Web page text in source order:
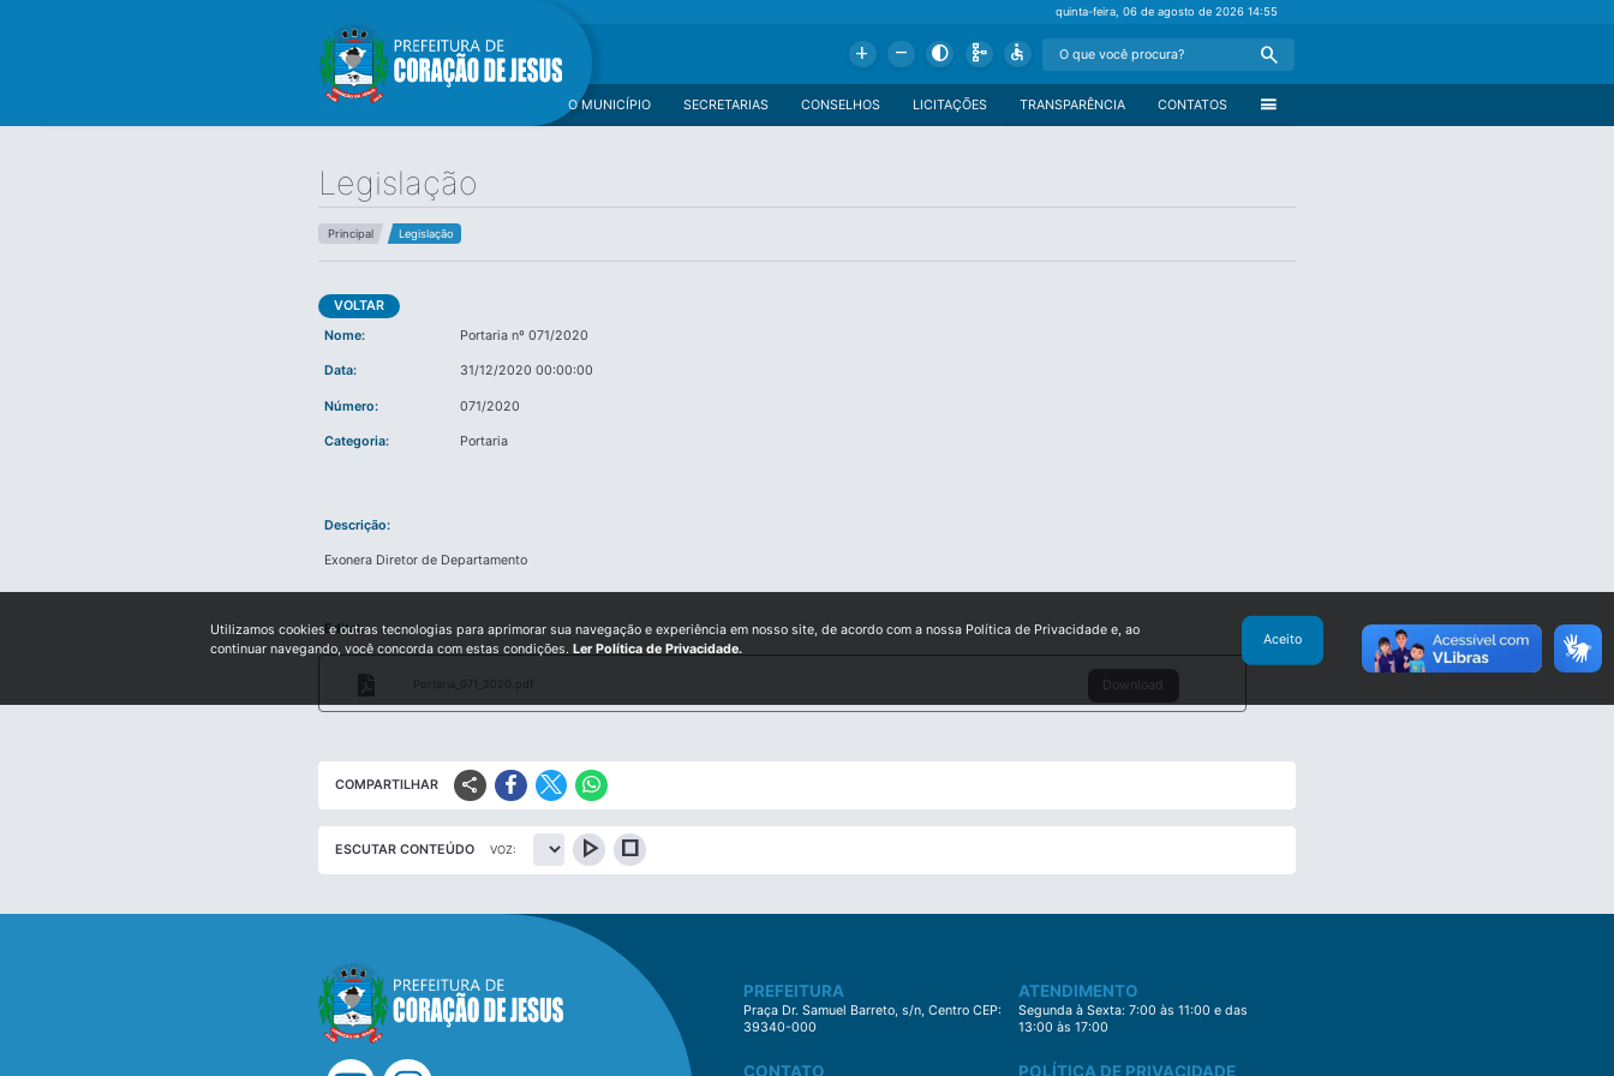
quinta-feira, 06 de agosto de 202614:55
Add Remove Contrast Schema Accessible Search
menu
CONTATOS
TRANSPARÊNCIA
LICITAÇÕES
CONSELHOS
SECRETARIAS
O MUNICÍPIO
Legislação
Principal Legislação
VOLTAR
Nome:
Portaria nº 071/2020
Data: 31/12/2020 00:00:00
Número: 071/2020
Categoria: Portaria
Descrição:
Exonera Diretor de Departamento
Edital:
Portaria_071_2020.pdf Download
COMPARTILHAR share
ESCUTAR CONTEÚDO VOZ: play_arrow stop
PREFEITURA
Praça Dr. Samuel Barreto, s/n, Centro CEP:
39340-000
ATENDIMENTO
Segunda à Sexta: 7:00 às 11:00 e das
13:00 às 17:00
CONTATO POLÍTICA DE PRIVACIDADE
Utilizamos cookies e outras tecnologias para aprimorar sua navegação e experiência em nosso site, de acordo com a nossa Política de Privacidade e, ao
continuar navegando, você concorda com estas condições. Ler Política de Privacidade.
Aceito